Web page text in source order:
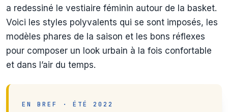
a redessiné le vestiaire féminin autour de la basket.
Voici les styles polyvalents qui se sont imposés, les
modèles phares de la saison et les bons réflexes
pour composer un look urbain à la fois confortable
et dans l’air du temps.
EN BREF · ÉTÉ 2022